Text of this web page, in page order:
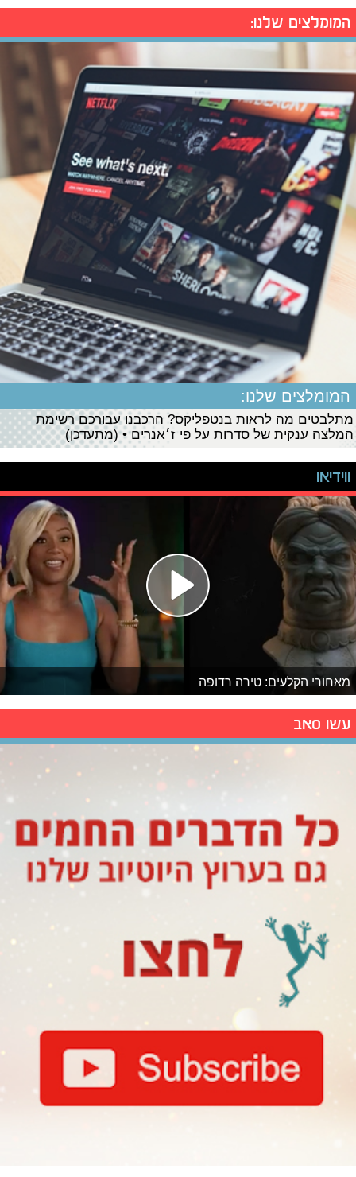
המומלצים שלנו:
המומלצים שלנו:
מתלבטים מה לראות בנטפליקס? הרכבנו עבורכם רשימת
המלצה ענקית של סדרות על פי ז׳אנרים • (מתעדכן)
ווידיאו
מאחורי הקלעים: טירה רדופה
עשו סאב